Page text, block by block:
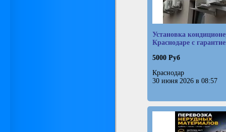
Установка
Краснодаре с
5000 Руб
Краснодар
30 июня 2026 в 08:57